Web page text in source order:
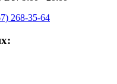
268-35-64